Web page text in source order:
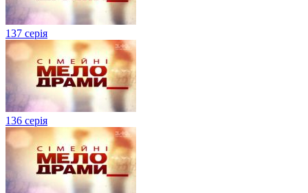
137 серія
136 серія